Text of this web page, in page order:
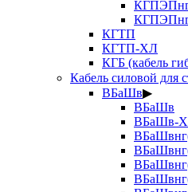
КГТП
КГТП-ХЛ
КГБ (кабель
Кабель силовой для
ВБаШв▶
ВБаШв
ВБаШв-